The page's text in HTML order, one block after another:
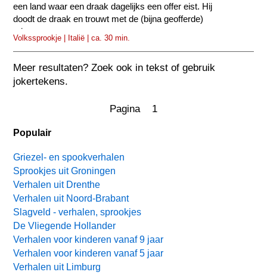
een land waar een draak dagelijks een offer eist. Hij
doodt de draak en trouwt met de (bijna geofferde)
prinses.
Volkssprookje | Italië | ca. 30 min.
Meer resultaten? Zoek ook in tekst of gebruik
jokertekens.
Pagina 1
Populair
Griezel- en spookverhalen
Sprookjes uit Groningen
Verhalen uit Drenthe
Verhalen uit Noord-Brabant
Slagveld - verhalen, sprookjes
De Vliegende Hollander
Verhalen voor kinderen vanaf 9 jaar
Verhalen voor kinderen vanaf 5 jaar
Verhalen uit Limburg